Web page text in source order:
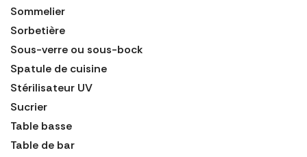
Sommelier
Sorbetière
Sous-verre ou sous-bock
Spatule de cuisine
Stérilisateur UV
Sucrier
Table basse
Table de bar